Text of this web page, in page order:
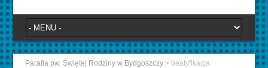
Parafia pw. Świętej Rodziny w Bydgoszczy > beatyfikacja